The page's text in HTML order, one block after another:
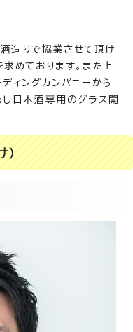
造りで協業させて頂け
めております。また上
ィングカンパニーから
し日本酒専用のグラス開